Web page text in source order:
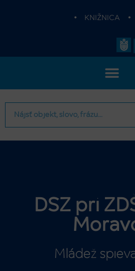
• KNIŽNICA •
DSZ pri
Mládež